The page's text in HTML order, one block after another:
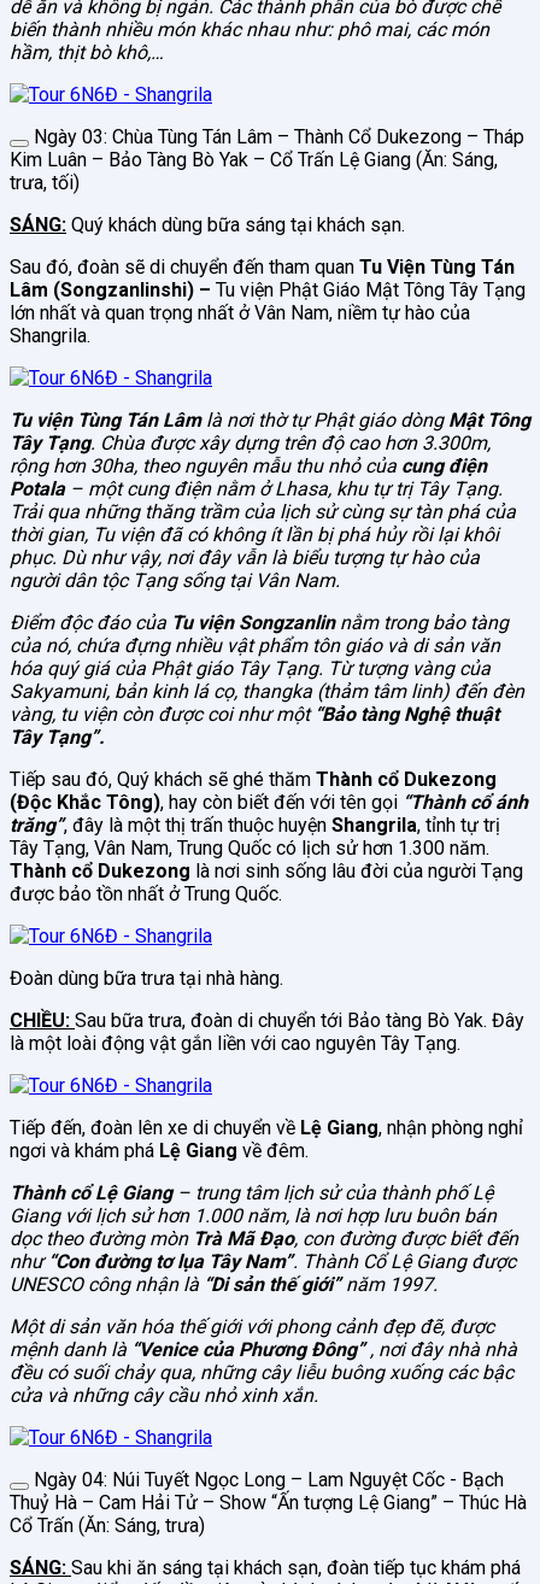
dễ ăn và không bị ngán. Các thành phần của bò được chế
biến thành nhiều món khác nhau như: phô mai, các món
hầm, thịt bò khô,…
Ngày 03: Chùa Tùng Tán Lâm – Thành Cổ Dukezong – Tháp
Kim Luân – Bảo Tàng Bò Yak – Cổ Trấn Lệ Giang (Ăn: Sáng,
trưa, tối)
SÁNG: Quý khách dùng bữa sáng tại khách sạn.
Sau đó, đoàn sẽ di chuyển đến tham quan Tu Viện Tùng Tán
Lâm (Songzanlinshi) – Tu viện Phật Giáo Mật Tông Tây Tạng
lớn nhất và quan trọng nhất ở Vân Nam, niềm tự hào của
Shangrila.
Tu viện Tùng Tán Lâmlà nơi thờ tự Phật giáo dòng Mật Tông
Tây Tạng. Chùa được xây dựng trên độ cao hơn 3.300m,
rộng hơn 30ha, theo nguyên mẫu thu nhỏ của cung điện
Potala– một cung điện nằm ở Lhasa, khu tự trị Tây Tạng.
Trải qua những thăng trầm của lịch sử cùng sự tàn phá của
thời gian, Tu viện đã có không ít lần bị phá hủy rồi lại khôi
phục. Dù như vậy, nơi đây vẫn là biểu tượng tự hào của
người dân tộc Tạng sống tại Vân Nam.
Điểm độc đáo của Tu viện Songzanlin nằm trong bảo tàng
của nó, chứa đựng nhiều vật phẩm tôn giáo và di sản văn
hóa quý giá của Phật giáo Tây Tạng. Từ tượng vàng của
Sakyamuni, bản kinh lá cọ, thangka (thảm tâm linh) đến đèn
vàng, tu viện còn được coi như một “Bảo tàng Nghệ thuật
Tây Tạng”.
Tiếp sau đó, Quý khách sẽ ghé thăm Thành cổ Dukezong
(Độc Khắc Tông), hay còn biết đến với tên gọi “Thành cổ ánh
trăng”, đây là một thị trấn thuộc huyện Shangrila, tỉnh tự trị
Tây Tạng, Vân Nam, Trung Quốc có lịch sử hơn 1.300 năm.
Thành cổ Dukezong là nơi sinh sống lâu đời của người Tạng
được bảo tồn nhất ở Trung Quốc.
Đoàn dùng bữa trưa tại nhà hàng.
CHIỀU: Sau bữa trưa, đoàn di chuyển tới Bảo tàng Bò Yak. Đây
là một loài động vật gắn liền với cao nguyên Tây Tạng.
Tiếp đến, đoàn lên xe di chuyển về Lệ Giang, nhận phòng nghỉ
ngơi và khám phá Lệ Giang về đêm.
Thành cổ Lệ Giang– trung tâm lịch sử của thành phố Lệ
Giang với lịch sử hơn 1.000 năm, là nơi hợp lưu buôn bán
dọc theo đường mòn Trà Mã Đạo, con đường được biết đến
như “Con đường tơ lụa Tây Nam”. Thành Cổ Lệ Giang được
UNESCO công nhận là “Di sản thế giới”năm 1997.
Một di sản văn hóa thế giới với phong cảnh đẹp đẽ, được
mệnh danh là “Venice của Phương Đông”, nơi đây nhà nhà
đều có suối chảy qua, những cây liễu buông xuống các bậc
cửa và những cây cầu nhỏ xinh xắn.
Ngày 04: Núi Tuyết Ngọc Long – Lam Nguyệt Cốc - Bạch
Thuỷ Hà – Cam Hải Tử – Show “Ấn tượng Lệ Giang” – Thúc Hà
Cổ Trấn (Ăn: Sáng, trưa)
SÁNG: Sau khi ăn sáng tại khách sạn, đoàn tiếp tục khám phá